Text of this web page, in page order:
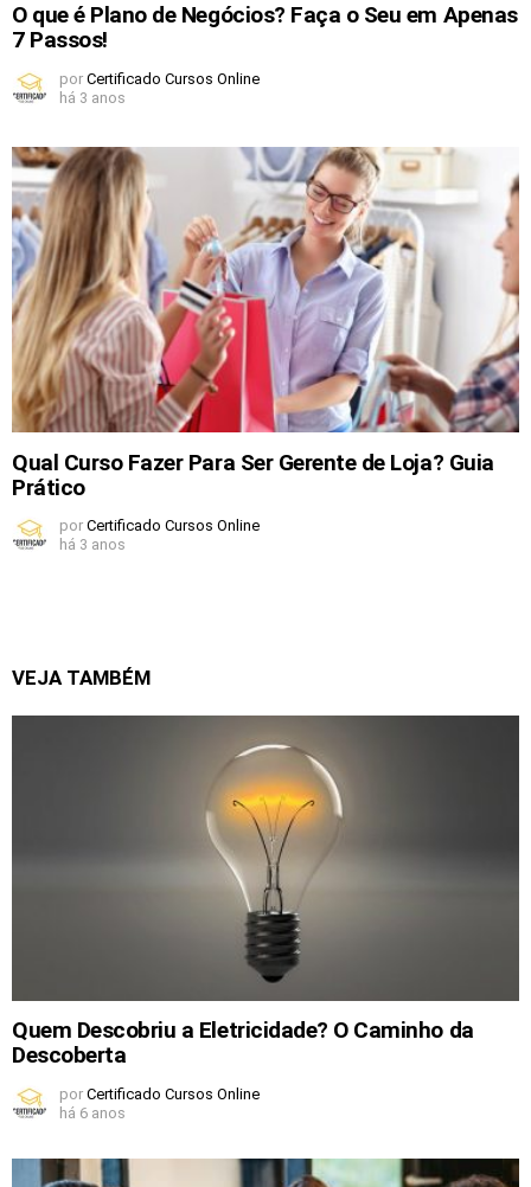
O que é Plano de Negócios? Faça o Seu em Apenas
7 Passos!
por Certificado Cursos Online
há 3 anos
Qual Curso Fazer Para Ser Gerente de Loja? Guia
Prático
por Certificado Cursos Online
há 3 anos
VEJA TAMBÉM
Quem Descobriu a Eletricidade? O Caminho da
Descoberta
por Certificado Cursos Online
há 6 anos